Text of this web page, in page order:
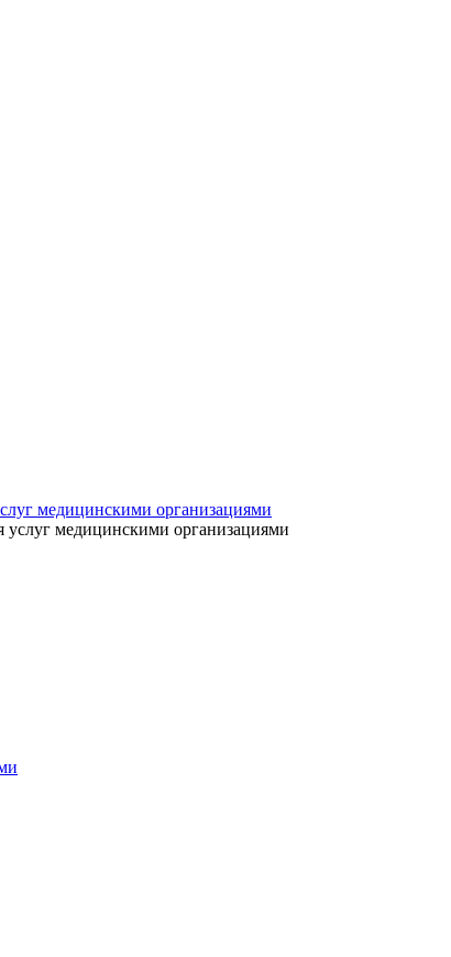
медицинскими организациями